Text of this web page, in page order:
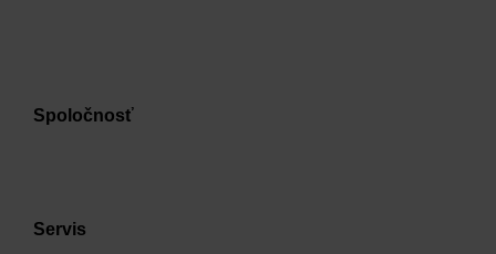
Spoločnosť
Servis